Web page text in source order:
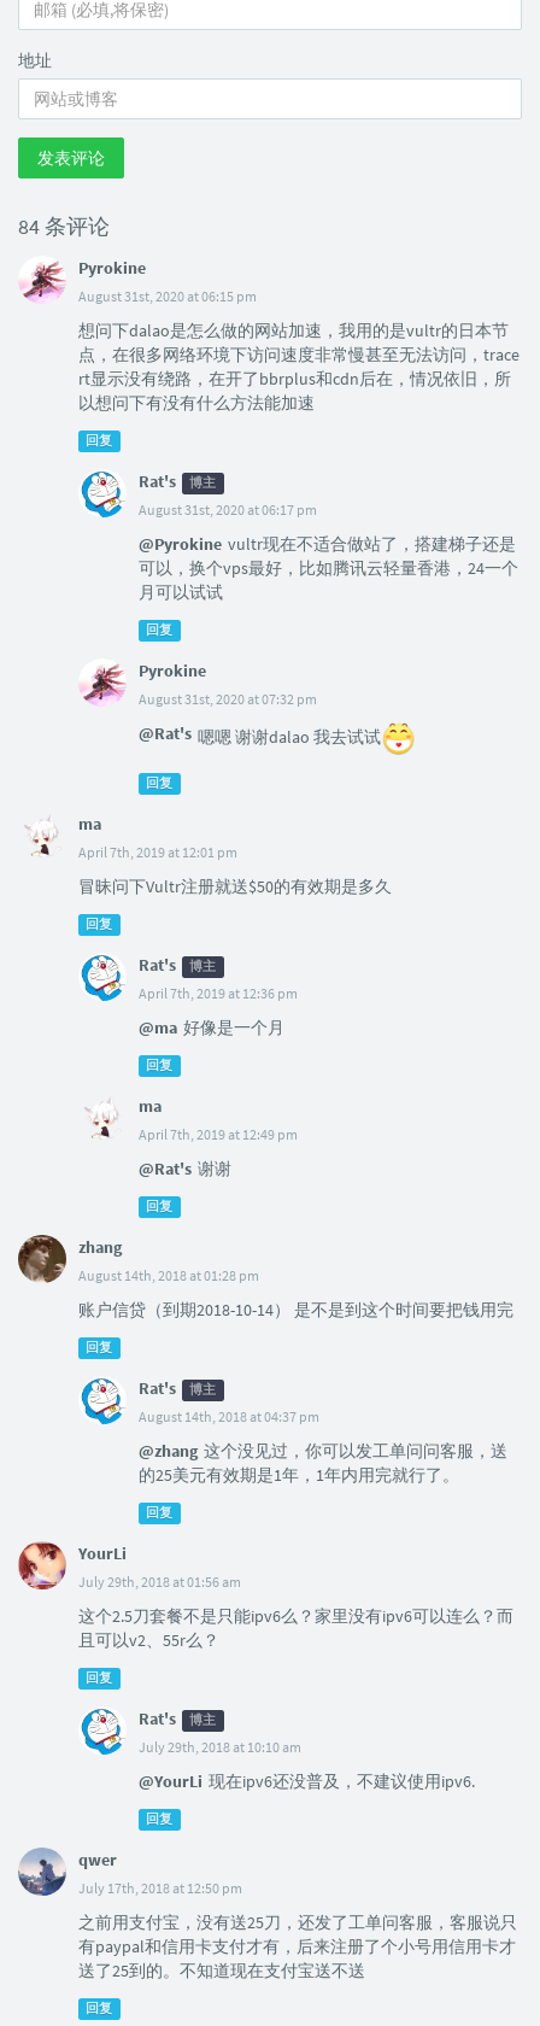
地址
发表评论
84 条评论
Pyrokine
August 31st, 2020 at 06:15 pm
想问下dalao是怎么做的网站加速，我用的是vultr的日本节
点，在很多网络环境下访问速度非常慢甚至无法访问，trace
rt显示没有绕路，在开了bbrplus和cdn后在，情况依旧，所
以想问下有没有什么方法能加速
回复
Rat's 博主
August 31st, 2020 at 06:17 pm
@Pyrokine vultr现在不适合做站了，搭建梯子还是
可以，换个vps最好，比如腾讯云轻量香港，24一个
月可以试试
回复
Pyrokine
August 31st, 2020 at 07:32 pm
@Rat's 嗯嗯 谢谢dalao 我去试试
回复
ma
April 7th, 2019 at 12:01 pm
冒昧问下Vultr注册就送$50的有效期是多久
回复
Rat's 博主
April 7th, 2019 at 12:36 pm
@ma 好像是一个月
回复
ma
April 7th, 2019 at 12:49 pm
@Rat's 谢谢
回复
zhang
August 14th, 2018 at 01:28 pm
账户信贷（到期2018-10-14） 是不是到这个时间要把钱用完
回复
Rat's 博主
August 14th, 2018 at 04:37 pm
@zhang 这个没见过，你可以发工单问问客服，送
的25美元有效期是1年，1年内用完就行了。
回复
YourLi
July 29th, 2018 at 01:56 am
这个2.5刀套餐不是只能ipv6么？家里没有ipv6可以连么？而
且可以v2、55r么？
回复
Rat's 博主
July 29th, 2018 at 10:10 am
@YourLi 现在ipv6还没普及，不建议使用ipv6.
回复
qwer
July 17th, 2018 at 12:50 pm
之前用支付宝，没有送25刀，还发了工单问客服，客服说只
有paypal和信用卡支付才有，后来注册了个小号用信用卡才
送了25到的。不知道现在支付宝送不送
回复